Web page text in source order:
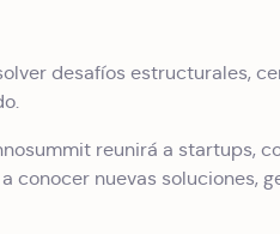
desafíos estructurales,
reunirá a startups,
nuevas soluciones,